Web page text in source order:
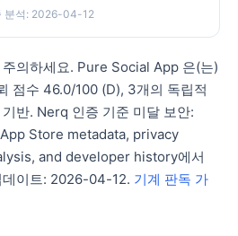
분석: 2026-04-12
의하세요. Pure Social App 은(는)
점수 46.0/100 (D), 3개의 독립적
반. Nerq 인증 기준 미달 보안:
Store metadata, privacy
and developer history에서
데이트: 2026-04-12. 기계 판독 가